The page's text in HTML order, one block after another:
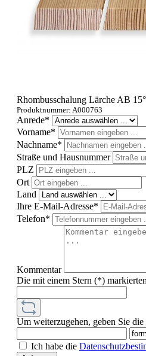
Rhombusschalung Lärche AB 15°
Produktnummer: A000763
Anrede*
Vorname*
Nachname*
Straße und Hausnummer
PLZ
Ort
Land
Ihre E-Mail-Adresse*
Telefon*
Kommentar
Die mit einem Stern (*)
Um weiterzugehen, geben Sie
Ich habe die